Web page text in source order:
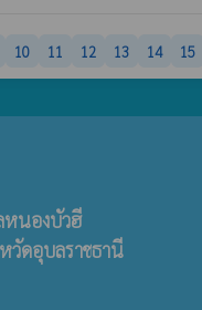
10 11 12 13 14 15
หนองบัวฮี
วัดอุบลราชธานี